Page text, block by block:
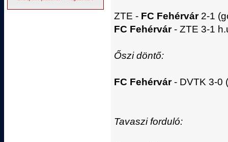
ZTE - FC Fehérvár2-1
FC Fehérvár- ZTE 3-1
Őszi döntő:
FC Fehérvár- DVTK 3-0
Tavaszi forduló: